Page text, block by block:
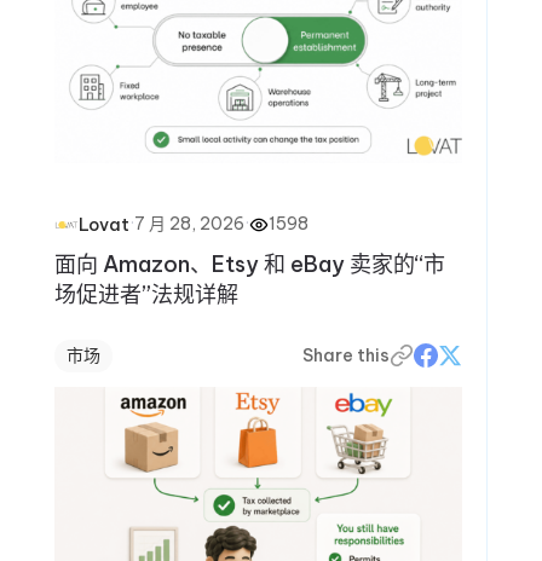
Lovat·7 月 28, 2026· 1598
面向 Amazon、Etsy 和 eBay 卖家的“市
场促进者”法规详解
市场 Share this